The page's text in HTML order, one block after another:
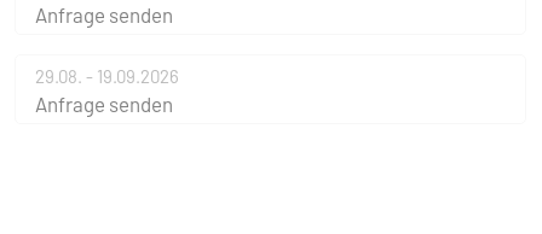
Anfrage senden
29.08. - 19.09.2026
Anfrage senden